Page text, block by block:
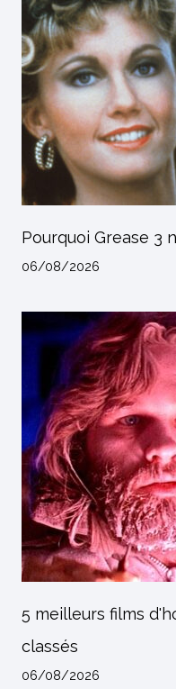
Pourquoi Grease 3
06/08/2026
5 meilleurs films
classés
06/08/2026